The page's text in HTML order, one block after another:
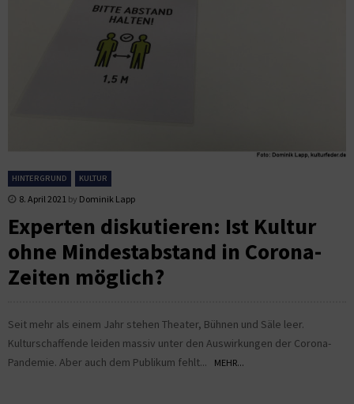
HINTERGRUND KULTUR
8. April 2021 by Dominik Lapp
Experten diskutieren: Ist Kultur
ohne Mindestabstand in Corona-
Zeiten möglich?
Seit mehr als einem Jahr stehen Theater, Bühnen und Säle leer.
Kulturschaffende leiden massiv unter den Auswirkungen der Corona-
Pandemie. Aber auch dem Publikum fehlt...
MEHR...